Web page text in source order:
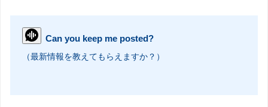
Can you keep me posted?
（最新情報を教えてもらえますか？）